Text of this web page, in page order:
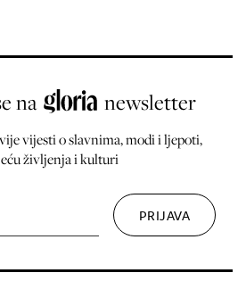
na newsletter
vijesti o slavnima, modi i ljepoti,
življenja i kulturi